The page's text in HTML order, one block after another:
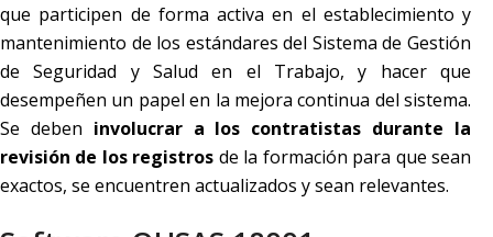
que participen de forma activa en el establecimiento y
mantenimiento de los estándares del Sistema de Gestión
de Seguridad y Salud en el Trabajo, y hacer que
desempeñen un papel en la mejora continua del sistema.
Se deben involucrar a los contratistas durante la
revisión de los registros de la formación para que sean
exactos, se encuentren actualizados y sean relevantes.